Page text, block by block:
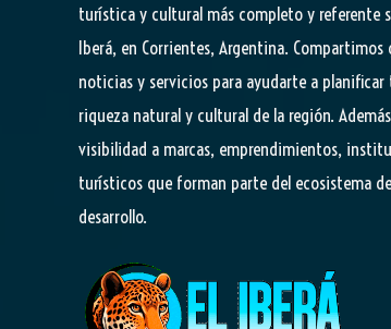
turística y cultural más completo y referente
Iberá, en Corrientes, Argentina. Compartimos
noticias y servicios para ayudarte a
riqueza natural y cultural de la región.
visibilidad a marcas, emprendimientos,
turísticos que forman parte del ecosistema
desarrollo.